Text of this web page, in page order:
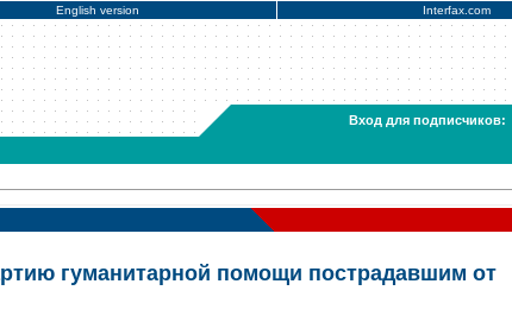
English version Interfax.com
Вход для подписчиков:
гуманитарной помощи пострадавшим от